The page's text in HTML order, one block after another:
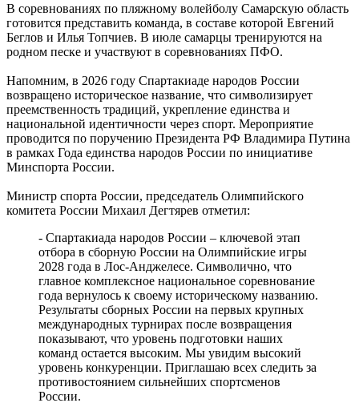
07.08.2026 | 16:25
Россияне больше не готовы откладывать решение жилищного
вопроса: объем выдачи ипотеки вырос на 38 %
07.08.2026 | 16:13
СВОих"
07.08.2026 | 16:12
Полный цикл восстановления жители Правобережья Волги
проходят в Сызранской больнице
07.08.2026 | 16:10
В новом статусе: что известно об и. о. ректора Самарского
государственного института культуры
В Новокуйбышевске ушел из жизни заслуженный тренер
России Валерий Иванов
Начали борьбу за трофей: футбольные клубы Самарской
области провели матчи первого тура группового этапа Кубка
России
07.08.2026 | 15:42
В Самарской области закроют ж/д переезд у Кротовки с 21 по
22 августа
07.08.2026 | 15:31
В соревнованиях по пляжному волейболу Самарскую область
готовится представить команда, в составе которой Евгений
Беглов и Илья Топчиев. В июле самарцы тренируются на
родном песке и участвуют в соревнованиях ПФО.
Напомним, в 2026 году Спартакиаде народов России
возвращено историческое название, что символизирует
преемственность традиций, укрепление единства и
национальной идентичности через спорт. Мероприятие
проводится по поручению Президента РФ Владимира Путина
в рамках Года единства народов России по инициативе
Минспорта России.
Министр спорта России, председатель Олимпийского
комитета России Михаил Дегтярев отметил:
- Спартакиада народов России – ключевой этап
отбора в сборную России на Олимпийские игры
2028 года в Лос-Анджелесе. Символично, что
главное комплексное национальное соревнование
года вернулось к своему историческому названию.
Результаты сборных России на первых крупных
международных турнирах после возвращения
показывают, что уровень подготовки наших
команд остается высоким. Мы увидим высокий
уровень конкуренции. Приглашаю всех следить за
противостоянием сильнейших спортсменов
России.